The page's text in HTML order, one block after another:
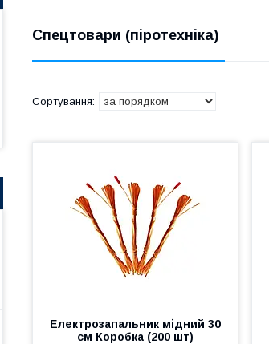
Спецтовари (піротехніка)
Електрозапальник мідний 30
см Коробка (200 шт)